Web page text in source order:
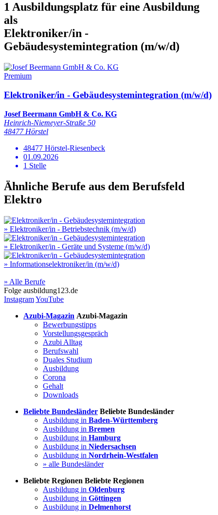
1 Ausbildungsplatz für eine Ausbildung
als
Elektroniker/in -
Gebäudesystemintegration (m/w/d)
Premium
Elektroniker/in - Gebäudesystemintegration (m/w/d)
Josef Beermann GmbH & Co. KG
Heinrich-Niemeyer-Straße 50
48477 Hörstel
48477 Hörstel-Riesenbeck
01.09.2026
1 Stelle
Ähnliche Berufe aus dem Berufsfeld
Elektro
» Elektroniker/in - Betriebstechnik (m/w/d)
» Elektroniker/in - Geräte und Systeme (m/w/d)
» Informationselektroniker/in (m/w/d)
» Alle Berufe
Folge ausbildung123.de
InstagramYouTube
Azubi-Magazin Azubi-Magazin
Bewerbungstipps
Vorstellungsgespräch
Azubi Alltag
Berufswahl
Duales Studium
Ausbildung
Corona
Gehalt
Downloads
Beliebte Bundesländer Beliebte Bundesländer
Ausbildung in Baden-Württemberg
Ausbildung in Bremen
Ausbildung in Hamburg
Ausbildung in Niedersachsen
Ausbildung in Nordrhein-Westfalen
» alle Bundesländer
Beliebte Regionen Beliebte Regionen
Ausbildung in Oldenburg
Ausbildung in Göttingen
Ausbildung in Delmenhorst